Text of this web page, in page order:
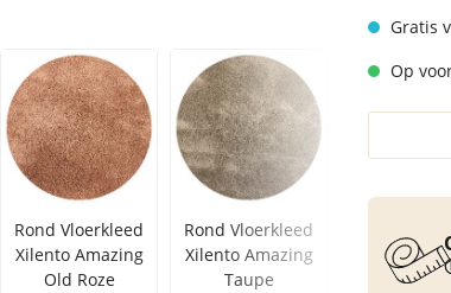
VloerkleedGratis
Op
Rond Vloerkleed
Xilento Amazing
Old Roze
Rond Vloerkleed
Xilento Amazing
Taupe
Xilento
Grey